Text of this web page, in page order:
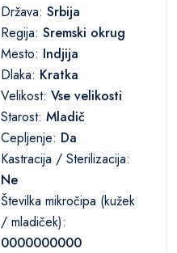
Država: Srbija
Regija: Sremski okrug
Mesto: Indjija
Dlaka: Kratka
Velikost: Vse velikosti
Starost: Mladič
Cepljenje: Da
Kastracija / Sterilizacija:
Ne
Številka mikročipa (kužek
/ mladiček):
0000000000